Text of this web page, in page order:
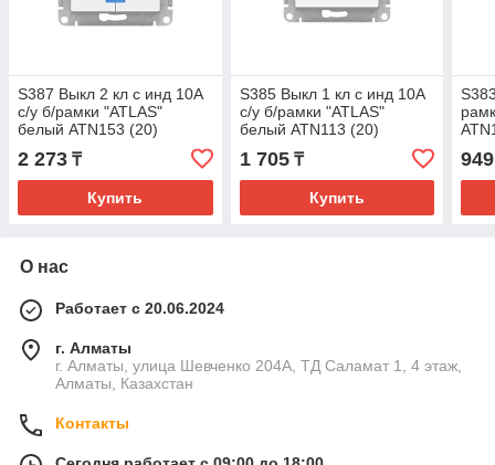
S387 Выкл 2 кл с инд 10А
с/у б/рамки "ATLAS"
белый ATN153 (20)
2 273 ₸
Купить
S385 Выкл 1 кл с инд 10А
с/у б/рамки "ATLAS"
белый ATN113 (20)
1 705₸
Купить
949
О нас
Работает с 20.06.2024
г. Алматы
г. Алматы, улица Шевченко 204А, ТД Саламат 1, 4 этаж,
Алматы, Казахстан
Контакты